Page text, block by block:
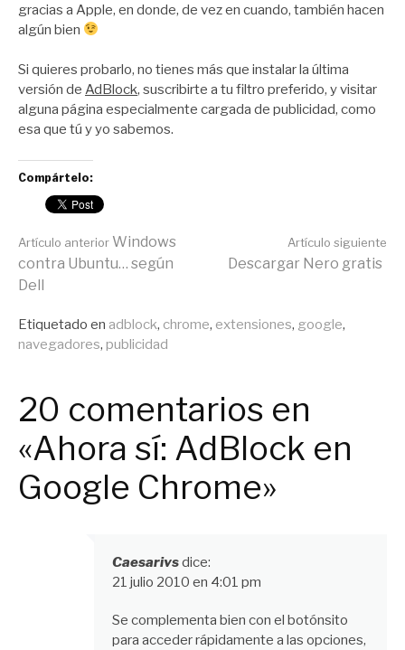
gracias a Apple, en donde, de vez en cuando, también hacen
algún bien
Si quieres probarlo, no tienes más que instalar la última
versión de AdBlock, suscribirte a tu filtro preferido, y visitar
alguna página especialmente cargada de publicidad, como
esa que tú y yo sabemos.
Compártelo:
Seguir
leyendo
Artículo anterior Windows
contra Ubuntu… según
Dell
Artículo siguiente
Descargar Nero gratis
Publicado
en
Etiquetado en adblock, chrome, extensiones, google,
navegadores, publicidad
20 comentarios en
«Ahora sí: AdBlock en
Google Chrome»
Caesarivsdice:
21 julio 2010 en 4:01 pm
Se complementa bien con el botónsito
para acceder rápidamente a las opciones,